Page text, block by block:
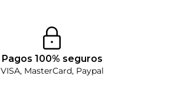
Pagos 100% seguros
VISA, MasterCard, Paypal